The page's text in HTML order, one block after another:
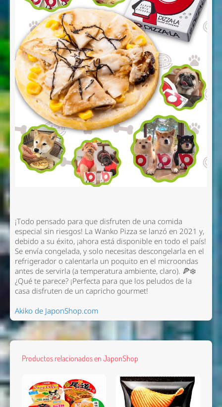
¡Todo pensado para que disfruten de una comida
especial sin riesgos! La Wanko Pizza se lanzó en 2021 y,
debido a su éxito, ¡ahora está disponible en todo el país!
Se envía congelada, y solo necesitas descongelarla en el
refrigerador o calentarla un poquito en el microondas
antes de servirla (a temperatura ambiente, claro). 🍕❄️
¿Qué te parece? ¡Perfecta para que los peludos de la
casa disfruten de un capricho gourmet!
Akiko de JaponShop.com
Productos relacionados en JaponShop